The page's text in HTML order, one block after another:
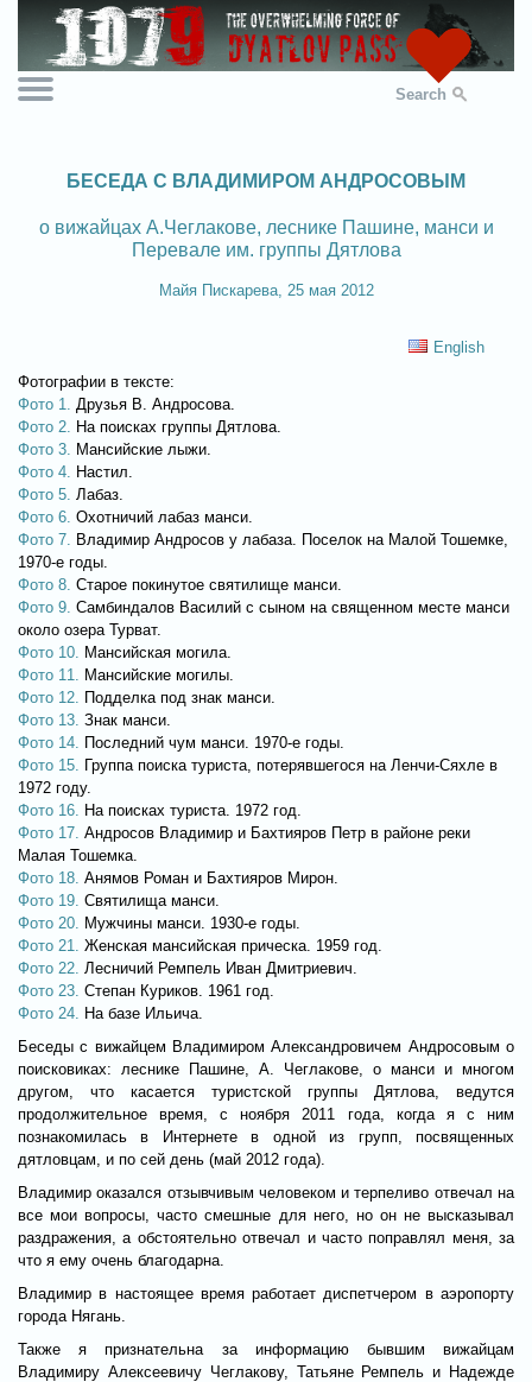
Search
БЕСЕДА С ВЛАДИМИРОМ АНДРОСОВЫМ
о вижайцах А.Чеглакове, леснике Пашине, манси и
Перевале им. группы Дятлова
Майя Пискарева, 25 мая 2012
English
Фотографии в тексте:
Фото 1.
Друзья В. Андросова.
Фото 2.
На поисках группы Дятлова.
Фото 3.
Мансийские лыжи.
Фото 4.
Настил.
Фото 5. Лабаз.
Фото 6. Охотничий лабаз манси.
Фото 7.
Владимир Андросов у лабаза. Поселок на Малой Тошемке,
1970-е годы.
Фото 8. Старое покинутое святилище манси.
Фото 9. Самбиндалов Василий с сыном на священном месте манси
около озера Турват.
Фото 10.
Мансийская могила.
Фото 11.
Мансийские могилы.
Фото 12.
Подделка под знак манси.
Фото 13. Знак манси.
Фото 14.
Последний чум манси. 1970-е годы.
Фото 15.
Группа поиска туриста, потерявшегося на Ленчи-Сяхле в
1972 году.
Фото 16.
На поисках туриста. 1972 год.
Фото 17. Андросов Владимир и Бахтияров Петр в районе реки
Малая Тошемка.
Фото 18. Анямов Роман и Бахтияров Мирон.
Фото 19. Святилища манси.
Фото 20.
Мужчины манси. 1930-е годы.
Фото 21.
Женская мансийская прическа. 1959 год.
Фото 22. Лесничий Ремпель Иван Дмитриевич.
Фото 23. Степан Куриков. 1961 год.
Фото 24.
На базе Ильича.
Беседы с вижайцем Владимиром Александровичем Андросовым о
поисковиках: леснике Пашине, А. Чеглакове, о манси и многом
другом, что касается туристской группы Дятлова, ведутся
продолжительное время, с ноября 2011 года, когда я с ним
познакомилась в Интернете в одной из групп, посвященных
дятловцам, и по сей день (май 2012 года).
Владимир оказался отзывчивым человеком и терпеливо отвечал на
все мои вопросы, часто смешные для него, но он не высказывал
раздражения, а обстоятельно отвечал и часто поправлял меня, за
что я ему очень благодарна.
Владимир в настоящее время работает диспетчером в аэропорту
города Нягань.
Также я признательна за информацию бывшим вижайцам
Владимиру Алексеевичу Чеглакову, Татьяне Ремпель и Надежде